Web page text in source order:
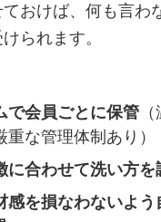
おけば、何も言わ
られます。
で会員ごとに保管（
な管理体制あり）
に合わせて洗い方を
感を損なわないよう